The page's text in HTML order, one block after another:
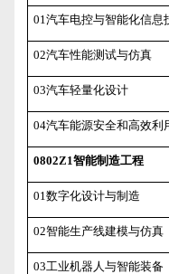
01 汽车电控与智能化信息
02汽车性能测试与仿真
03汽车轻量化设计
04汽车能源安全和高效利
0802Z1智能制造工程
01 数字化设计与制造
02智能生产线建模与仿真
03工业机器人与智能装备